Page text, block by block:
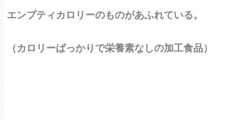
エンプティカロリーのものがあふれている。
（カロリーばっかりで栄養素なしの加工食品）